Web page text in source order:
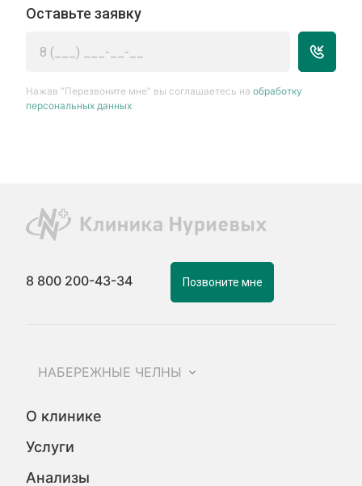
Оставьте заявку
Нажав “Перезвоните мне” вы соглашаетесь наобработку
персональных данных
8 800 200-43-34 Позвоните мне
НАБЕРЕЖНЫЕ ЧЕЛНЫ
О клинике
Услуги
Анализы